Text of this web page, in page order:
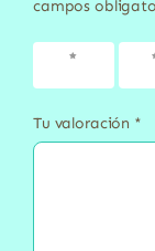
campos
1 de 5
2
Tu valoración *